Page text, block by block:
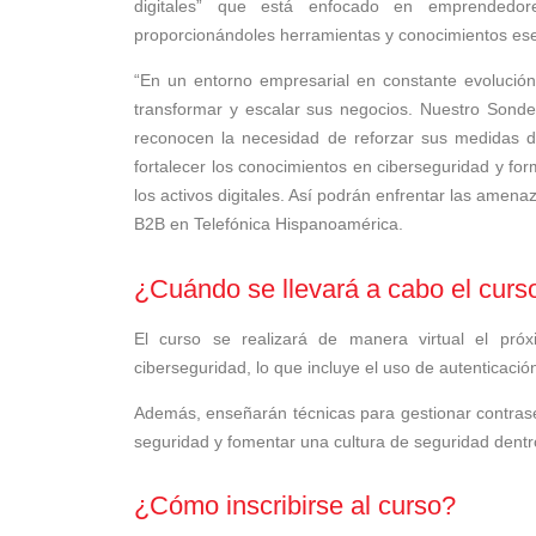
digitales” que está enfocado en
proporcionándoles herramientas y conocimientos
“En un entorno empresarial en constante
transformar y escalar sus negocios. Nuestro
reconocen la necesidad de reforzar sus medidas
fortalecer los conocimientos en ciberseguridad y
los activos digitales. Así podrán enfrentar las
B2B en Telefónica Hispanoamérica.
¿Cuándo se llevará a cabo el
El curso se realizará de manera virtual el
ciberseguridad, lo que incluye el uso de
Además, enseñarán técnicas para gestionar
seguridad y fomentar una cultura de seguridad
¿Cómo inscribirse al curso?